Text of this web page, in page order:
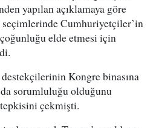
yapılan açıklamaya göre
Cumhuriyetçiler’in
elde etmesi için
Kongre binasına
da sorumluluğu olduğunu
çekmişti.